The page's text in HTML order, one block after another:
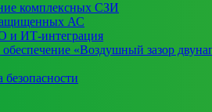
комплексных СЗИ
АС
и ИТ-интеграция
«Воздушный зазор
безопасности